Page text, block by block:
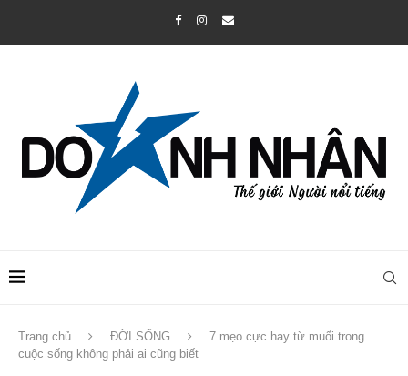
Trang chủ ĐỜI SỐNG
7 mẹo cực hay từ muối trong
cuộc sống không phải ai cũng biết